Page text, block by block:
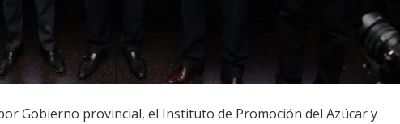
Gobierno provincial, el Instituto de Promoción del Azúcar y